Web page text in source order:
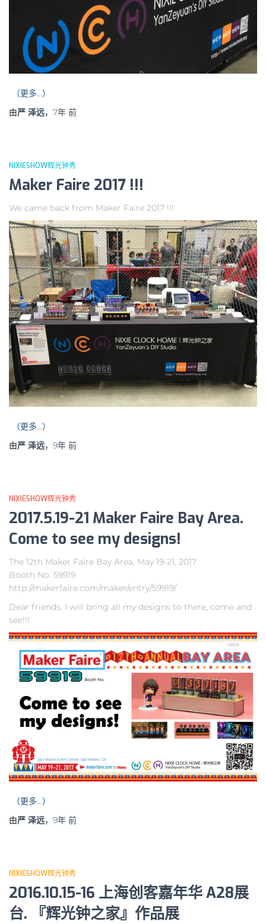
（更多…）
由严 泽远， 7年 前
NIXIESHOW辉光钟秀
Maker Faire 2017 !!!
We came back from Maker Faire 2017 !!!
（更多…）
由严 泽远， 9年 前
NIXIESHOW辉光钟秀
2017.5.19-21 Maker Faire Bay Area.
Come to see my designs!
The 12th Maker Faire Bay Area, May 19-21, 2017
Booth No. 59919
http://makerfaire.com/maker/entry/59919/
Dear friends, I will bring all my designs to there, come and
see!!!
（更多…）
由严 泽远， 9年 前
NIXIESHOW辉光钟秀
2016.10.15-16 上海创客嘉年华 A28展
台. 『辉光钟之家』作品展